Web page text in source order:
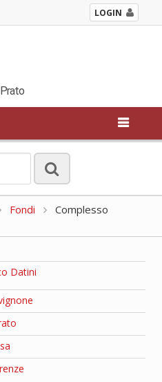
LOGIN
Fondi
Complesso
Datini